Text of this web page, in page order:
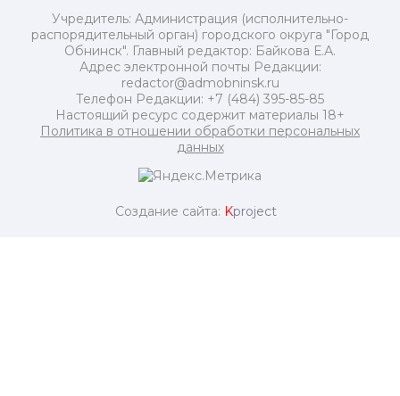
Учредитель: Администрация (исполнительно-
распорядительный орган) городского округа "Город
Обнинск". Главный редактор: Байкова Е.А.
Адрес электронной почты Редакции:
redactor@admobninsk.ru
Телефон Редакции: +7 (484) 395-85-85
Настоящий ресурс содержит материалы 18+
Политика в отношении обработки персональных
данных
Создание сайта: Kproject